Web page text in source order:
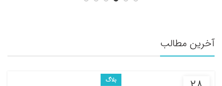
آخرین مطالب
بلاگ